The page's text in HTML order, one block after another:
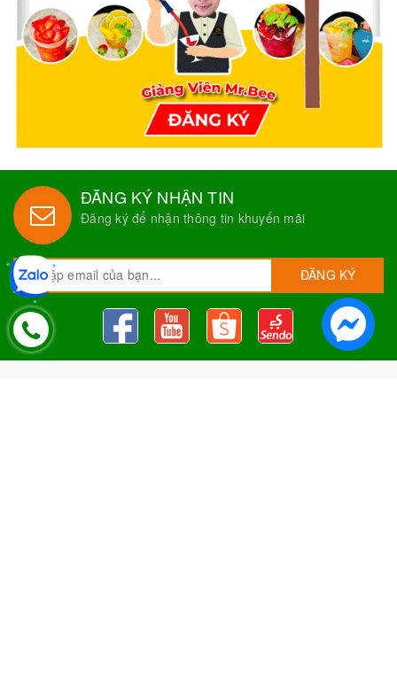
ĐĂNG KÝ NHẬN TIN
Đăng ký để nhận thông tin khuyến mãi
ĐĂNG KÝ